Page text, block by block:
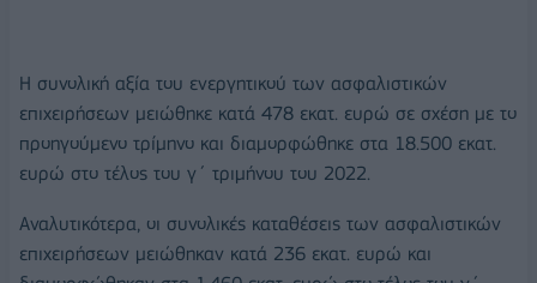
Η συνολική αξία του ενεργητικού των ασφαλιστικών
επιχειρήσεων μειώθηκε κατά 478 εκατ. ευρώ σε σχέση με το
προηγούμενο τρίμηνο και διαμορφώθηκε στα 18.500 εκατ.
ευρώ στο τέλος του γ΄ τριμήνου του 2022.
Αναλυτικότερα, οι συνολικές καταθέσεις των ασφαλιστικών
επιχειρήσεων μειώθηκαν κατά 236 εκατ. ευρώ και